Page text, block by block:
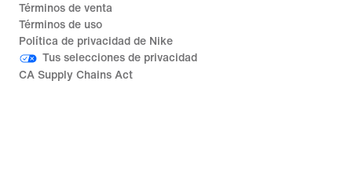
Términos de venta
Términos de uso
Política de privacidad de Nike
Tus selecciones de privacidad
CA Supply Chains Act